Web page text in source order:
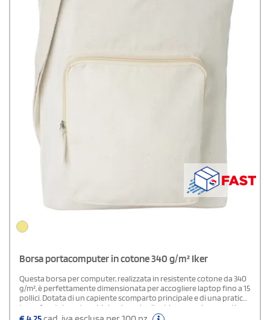
Borsa portacomputer in cotone 340 g/m² Iker
Questa borsa per computer, realizzata in resistente cotone da 340
g/m², è perfettamente dimensionata per accogliere laptop fino a 15
pollici. Dotata di un capiente scomparto principale e di una pratica
tasca frontale, entrambi sicuri grazie alla chiusura a zip, garantisce
la massima protezione e organizzazione per il tuo dispositivo e gli